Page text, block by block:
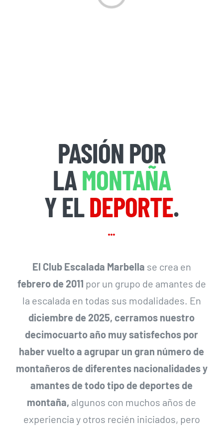
PASIÓN POR
LAMONTAÑA
Y ELDEPORTE.
El Club Escalada Marbella se crea en
febrero de 2011 por un grupo de amantes de
la escalada en todas sus modalidades. En
diciembre de 2025, cerramos nuestro
decimocuarto año muy satisfechos por
haber vuelto a agrupar un gran númerode
montañeros de diferentes nacionalidades y
amantes de todo tipo de deportes de
montaña, algunos con muchos años de
experiencia y otros recién iniciados, pero